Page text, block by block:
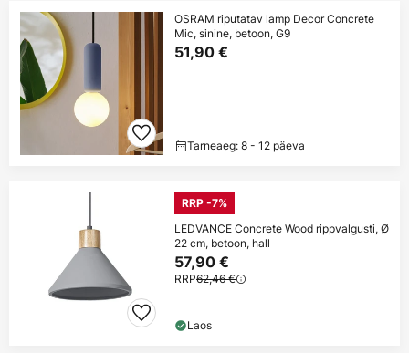
OSRAM riputatav lamp Decor Concrete
Mic, sinine, betoon, G9
51,90 €
Tarneaeg: 8 - 12 päeva
RRP -7%
LEDVANCE Concrete Wood rippvalgusti, Ø
22 cm, betoon, hall
57,90 €
RRP62,46 €
Laos